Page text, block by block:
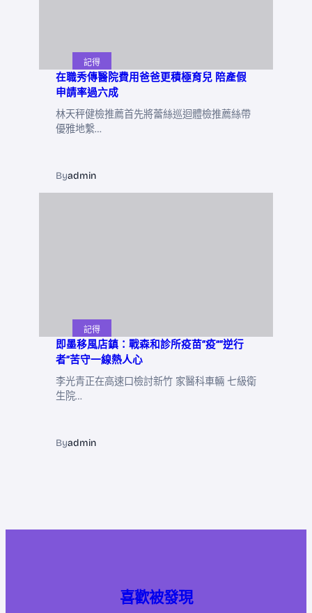
記得
在職秀傳醫院費用爸爸更積極育兒 陪產假
申請率過六成
林天秤健檢推薦首先將蕾絲巡迴體檢推薦絲帶
優雅地繫…
Byadmin
記得
即墨移風店鎮：戰森和診所疫苗“疫”“逆行
者”苦守一線熱人心
李光青正在高速口檢討新竹 家醫科車輛 七級衛
生院…
Byadmin
喜歡被發現